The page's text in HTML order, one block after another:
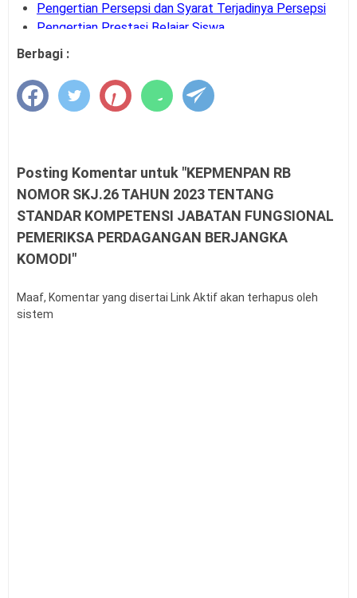
Pengertian Persepsi dan Syarat Terjadinya Persepsi
Pengertian Prestasi Belajar Siswa
Pengertian dan Teknik Supervisi Akademik
Bank Soal UM-PTKIN Tahun Akademik 2026/2027
Pengertian dan Komponen Layanan BK
Panduan Cara Aktivasi MFA Pada SSO BKN
Contoh Soal Penilaian Situasi Kerja Sederhana PPPK
Guru
Permendagri Nomor 86 Tahun 2022
Contoh Soal Uji Kompetensi Pengawas Sekolah
Pengertian Hasil Belajar Siswa
Teknik Analisis Data dalam Penelitian Kuantitatif
Link Twibbon Ucapan Selamat Idul Fitri Tahun 2026
Berbagi :
Posting Komentar untuk "KEPMENPAN RB
NOMOR SKJ.26 TAHUN 2023 TENTANG
STANDAR KOMPETENSI JABATAN FUNGSIONAL
PEMERIKSA PERDAGANGAN BERJANGKA
KOMODI"
Maaf, Komentar yang disertai Link Aktif akan terhapus oleh
sistem